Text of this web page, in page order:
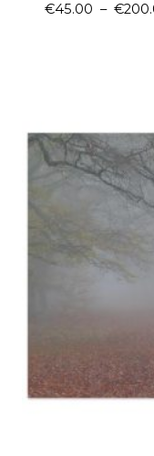
€45.00 – €